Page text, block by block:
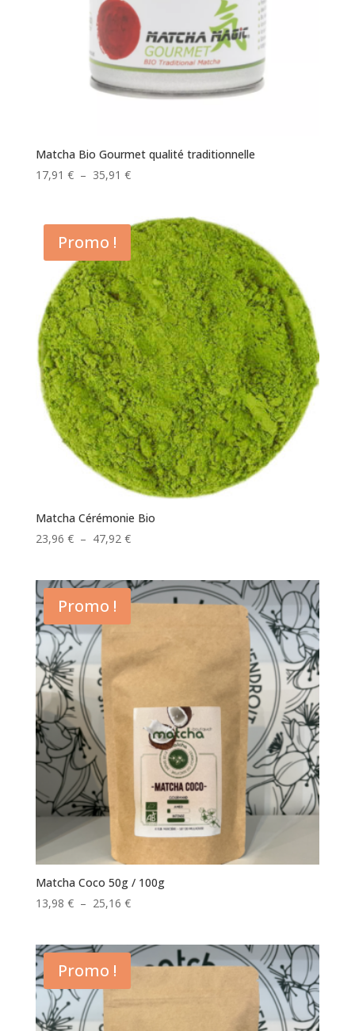
Matcha Bio Gourmet qualité traditionnelle
17,91 € – 35,91 €Plage
17,91 €
à
35,91 €
Promo !
Matcha Cérémonie Bio
23,96 € – 47,92 €Plage
23,96 €
Promo !
Matcha Coco 50g / 100g
13,98 € – 25,16 €Plage
13,98 €
25,16 €
Promo !